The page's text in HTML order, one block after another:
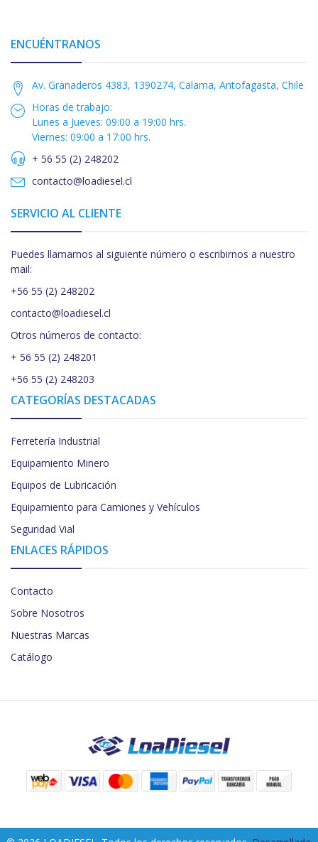
ENCUÉNTRANOS
Av. Granaderos 4383, 1390274, Calama, Antofagasta, Chile
Horas de trabajo:
Lunes a Jueves: 09:00 a 19:00 hrs.
Viernes: 09:00 a 17:00 hrs.
+ 56 55 (2) 248202
contacto@loadiesel.cl
SERVICIO AL CLIENTE
Puedes llamarnos al siguiente número o escribirnos a nuestro
mail:
+56 55 (2) 248202
contacto@loadiesel.cl
Otros números de contacto:
+ 56 55 (2) 248201
+56 55 (2) 248203
CATEGORÍAS DESTACADAS
Ferretería Industrial
Equipamiento Minero
Equipos de Lubricación
Equipamiento para Camiones y Vehículos
Seguridad Vial
ENLACES RÁPIDOS
Contacto
Sobre Nosotros
Nuestras Marcas
Catálogo